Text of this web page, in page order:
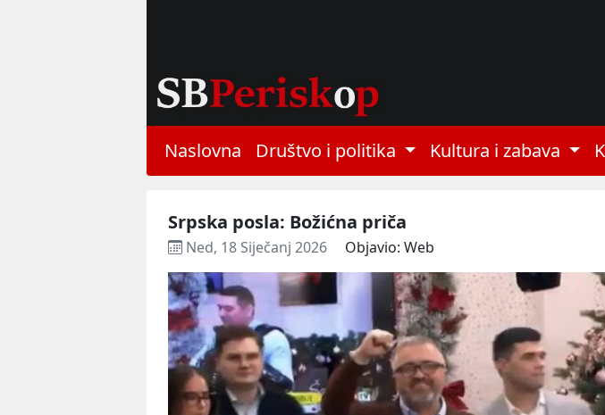
Naslovna Društvo i politika Kultura i zabava
Srpska posla: Božićna priča
Ned, 18 Siječanj 2026 Objavio: Web